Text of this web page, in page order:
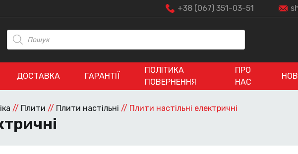
+38 (067) 351-03-51
Пошук
товарів
ДОСТАВКА ГАРАНТІЇ
ПОЛІТИКА
ПОВЕРНЕННЯ
ПРО
НАС
// Плити // Плити настільні // Плити настільні електричні